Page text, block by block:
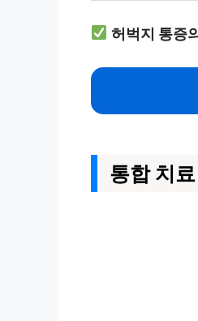
허벅지 통증
통합 치